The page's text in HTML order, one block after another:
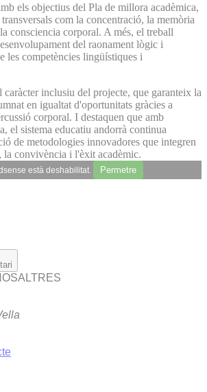
els objectius del Pla de millora acadèmica,
com la concentració, la memòria
consciencia corporal. A més, el treball
del raonament lògic i
les competències lingüístiques i
inclusiu del projecte, que garanteix la
en igualtat d'oportunitats gràcies a
corporal. I destaquen que amb
el sistema educatiu andorrà continua
de metodologies innovadores que integren
la convivència i l'èxit acadèmic.
està deshabilitat. Permetre